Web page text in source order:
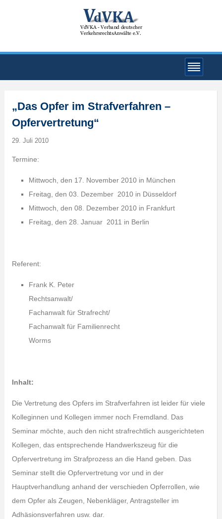
„Das Opfer im Strafverfahren –
Opfervertretung“
29. Juli 2010
Termine:
Mittwoch, den 17. November 2010 in München
Freitag, den 03. Dezember 2010 in Düsseldorf
Mittwoch, den 08. Dezember 2010 in Frankfurt
Freitag, den 28. Januar 2011 in Berlin
Referent:
Frank K. Peter
Rechtsanwalt/
Fachanwalt für Strafrecht/
Fachanwalt für Familienrecht
Worms
Inhalt:
Die Vertretung des Opfers im Strafverfahren ist leider für viele
Kolleginnen und Kollegen immer noch Fremdland. Das
Seminar möchte, auch den nicht strafrechtlich ausgerichteten
Kollegen, das entsprechende Handwerkszeug für die
Opfervertretung im Strafprozess an die Hand geben. Das
Seminar stellt die Opfervertretung vor und in der
Hauptverhandlung anhand der verschieden Opferrollen, wie
dem Opfer als Zeugen, Nebenkläger, Antragsteller im
Adhäsionsverfahren usw. dar.